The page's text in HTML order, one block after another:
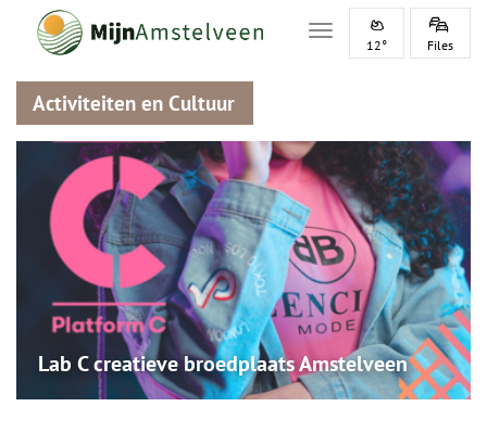
Toggle navigation
12° Files
Activiteiten en Cultuur
Lab C creatieve broedplaats Amstelveen